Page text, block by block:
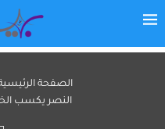
الصفحة
النصر يكسب